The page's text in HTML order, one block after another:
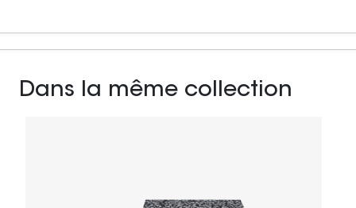
Dans la même collection